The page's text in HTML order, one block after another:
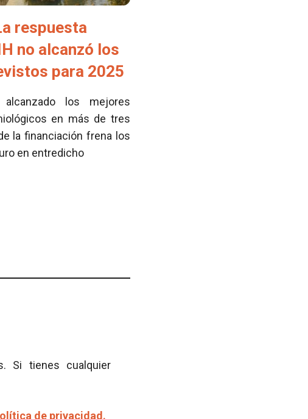
respuesta
no alcanzó los
para 2025
los mejores
en más de tres
la financiación frena los
en entredicho
Si tienes cualquier
de privacidad.